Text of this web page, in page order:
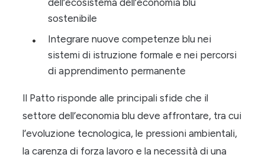
sostenibile
Integrare nuove competenze blu nei
sistemi di istruzione formale e nei percorsi
di apprendimento permanente
Il Patto risponde alle principali sfide che il
settore dell’economia blu deve affrontare, tra cui
l’evoluzione tecnologica, le pressioni ambientali,
la carenza di forza lavoro e la necessità di una